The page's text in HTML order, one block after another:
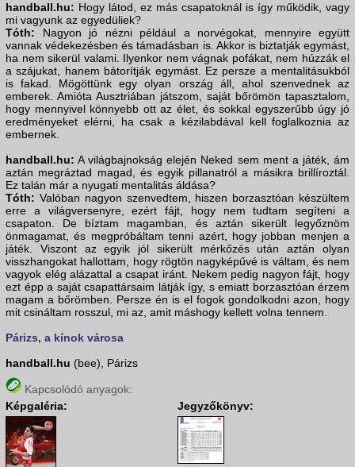
handball.hu: Hogy látod, ez más csapatoknál is így működik, vagy
mi vagyunk az egyedüliek?
Tóth: Nagyon jó nézni például a norvégokat, mennyire együtt
vannak védekezésben és támadásban is. Akkor is biztatják egymást,
ha nem sikerül valami. Ilyenkor nem vágnak pofákat, nem húzzák el
a szájukat, hanem bátorítják egymást. Ez persze a mentalitásukból
is fakad. Mögöttünk egy olyan ország áll, ahol szenvednek az
emberek. Amióta Ausztriában játszom, saját bőrömön tapasztalom,
hogy mennyivel könnyebb ott az élet, és sokkal egyszerűbb úgy jó
eredményeket elérni, ha csak a kézilabdával kell foglalkoznia az
embernek.
handball.hu: A világbajnokság elején Neked sem ment a játék, ám
aztán megráztad magad, és egyik pillanatról a másikra brillíroztál.
Ez talán már a nyugati mentalitás áldása?
Tóth: Valóban nagyon szenvedtem, hiszen borzasztóan készültem
erre a világversenyre, ezért fájt, hogy nem tudtam segíteni a
csapaton. De bíztam magamban, és aztán sikerült legyőznöm
önmagamat, és megpróbáltam tenni azért, hogy jobban menjen a
játék. Viszont az egyik jól sikerült mérkőzés után aztán olyan
visszhangokat hallottam, hogy rögtön nagyképűvé is váltam, és nem
vagyok elég alázattal a csapat iránt. Nekem pedig nagyon fájt, hogy
ezt épp a saját csapattársaim látják így, s emiatt borzasztóan érzem
magam a bőrömben. Persze én is el fogok gondolkodni azon, hogy
mit csináltam rosszul, mi az, amit máshogy kellett volna tennem.
Párizs, a kínok városa
handball.hu (bee), Párizs
Kapcsolódó anyagok:
Képgaléria:
Jegyzőkönyv: